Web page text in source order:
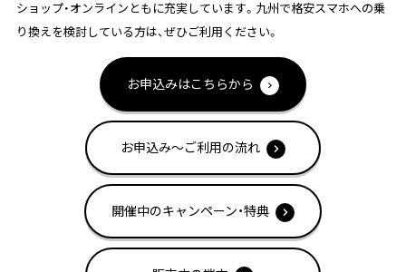
ショップ・オンラインともに充実しています。九州で格安スマホへの乗
り換えを検討している方は、ぜひご利用ください。
お申込みはこちらから
お申込み～ご利用の流れ
開催中のキャンペーン・特典